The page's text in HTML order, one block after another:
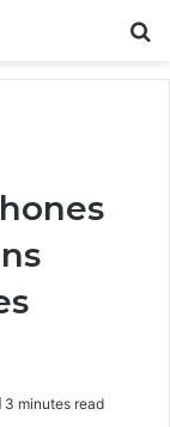
3 minutes read